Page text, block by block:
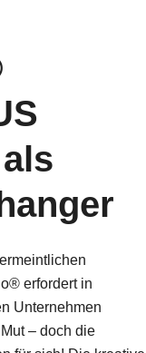
erfordert in
Unternehmen
– doch die